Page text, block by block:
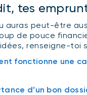
tes
auras peut-être
de pouce
renseigne-toi
fonctionne une
d’un bon